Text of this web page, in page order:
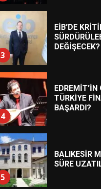
3
EİB’DE
DEĞİŞECEK?
4
EDREMİT’İN
TÜRKİYE
BAŞARDI?
5
BALIKESİR
SÜRE